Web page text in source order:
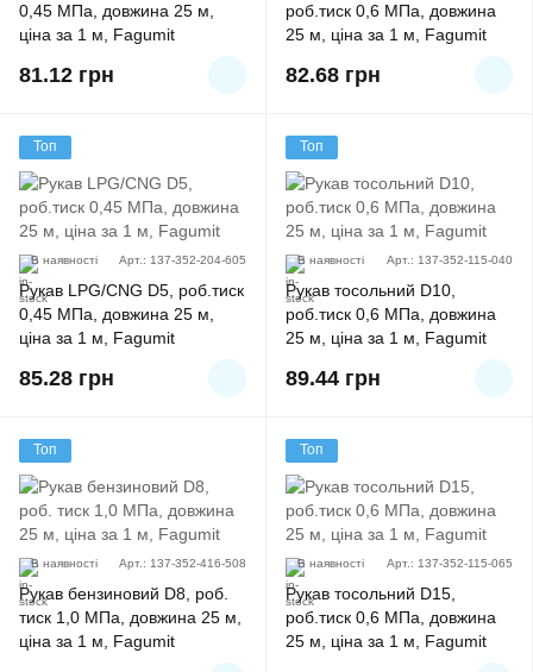
0,45 MПа, довжина 25 м,
ціна за 1 м, Fagumit
81.12 грн
роб.тиск 0,6 MПа, довжина
25 м, ціна за 1 м, Fagumit
82.68 грн
Топ
В наявності Арт.: 137-352-204-605
Рукав LPG/CNG D5, роб.тиск
0,45 MПа, довжина 25 м,
ціна за 1 м, Fagumit
85.28 грн
Топ
В наявності Арт.: 137-352-115-040
Рукав тосольний D10,
роб.тиск 0,6 MПа, довжина
25 м, ціна за 1 м, Fagumit
89.44 грн
Топ
В наявності Арт.: 137-352-416-508
Рукав бензиновий D8, роб.
тиск 1,0 МПа, довжина 25 м,
ціна за 1 м, Fagumit
Топ
В наявності Арт.: 137-352-115-065
Рукав тосольний D15,
роб.тиск 0,6 MПа, довжина
25 м, ціна за 1 м, Fagumit